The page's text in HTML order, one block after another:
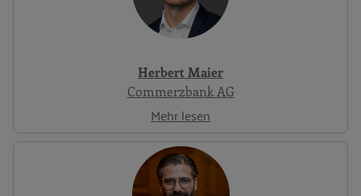
Herbert Maier
Commerzbank AG
Mehr lesen